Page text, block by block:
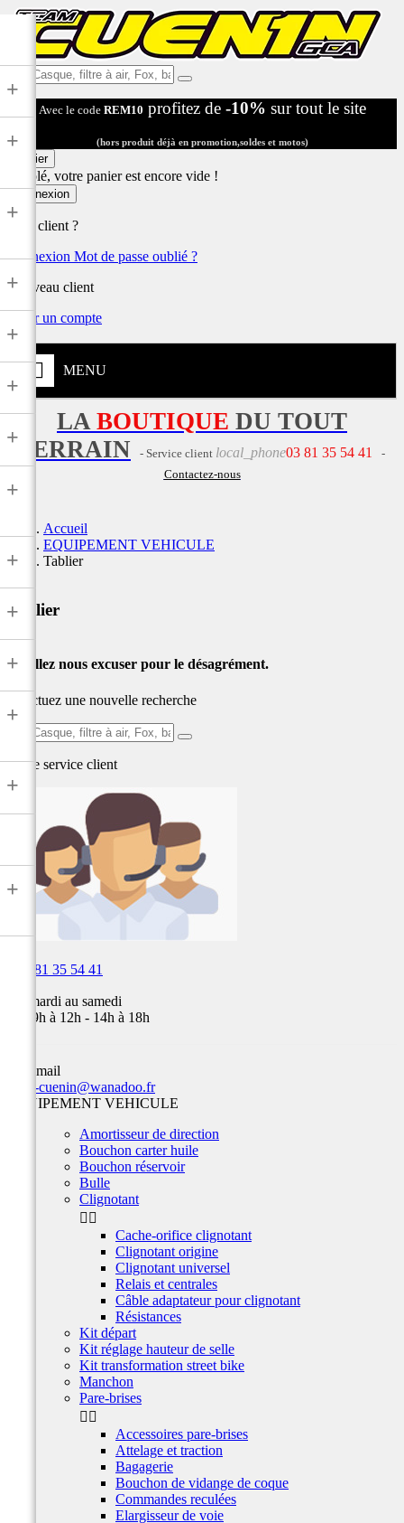
Ex:
Casque,
filtre
air,
Fox,
...
Avec le code REM10 profitez de -10% sur tout le site
(hors produit déjà en promotion,soldes et motos)
Panier
Désolé, votre panier est encore vide !
Connexion
Déjà client ?
Connexion Mot de passe oublié ?
Nouveau client
Créer un compte
MENU
+
+
+
+
+
+
+
+
+
+
+
+
+
+
LA BOUTIQUE DU TOUT
TERRAIN
- Service client local_phone03 81 35 54 41
-
Contactez-nous
Accueil
EQUIPEMENT VEHICULE
Tablier
Tablier
Veuillez nous excuser pour le désagrément.
Effectuez une nouvelle recherche
Ex:
batterie
Notre service client
03 81 35 54 41
Du mardi au samedi
de 09h à 12h - 14h à 18h
Par email
team-cuenin@wanadoo.fr
EQUIPEMENT VEHICULE
Amortisseur de direction
Bouchon carter huile
Bouchon réservoir
Bulle
Clignotant
 
Cache-orifice clignotant
Clignotant origine
Clignotant universel
Relais et centrales
Câble adaptateur pour clignotant
Résistances
Kit départ
Kit réglage hauteur de selle
Kit transformation street bike
Manchon
Pare-brises
 
Accessoires pare-brises
Attelage et traction
Bagagerie
Bouchon de vidange de coque
Commandes reculées
Elargisseur de voie